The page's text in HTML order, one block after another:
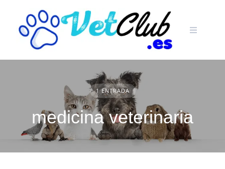
content
1 ENTRADA
medicina veterinaria